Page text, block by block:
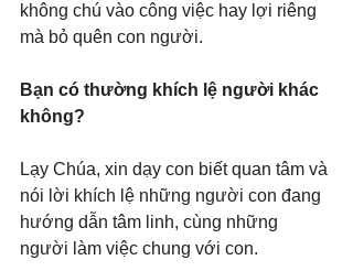
không chú vào công việc hay lợi riêng
mà bỏ quên con người.
Bạn có thường khích lệ người khác
không?
Lạy Chúa, xin dạy con biết quan tâm và
nói lời khích lệ những người con đang
hướng dẫn tâm linh, cùng những
người làm việc chung với con.